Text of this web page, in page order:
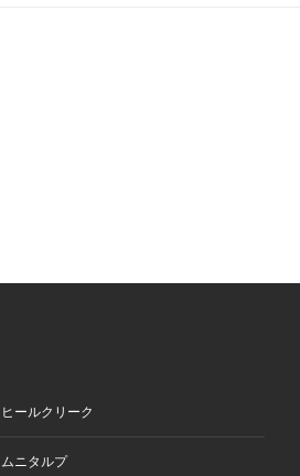
ヒールクリーク
ムニタルプ